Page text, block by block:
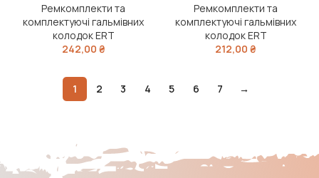
Ремкомплекти та
комплектуючі гальмівних
колодок ERT
242,00 ₴
Ремкомплекти та
комплектуючі гальмівних
колодок ERT
212,00 ₴
1 2 3 4 5 6 7 →